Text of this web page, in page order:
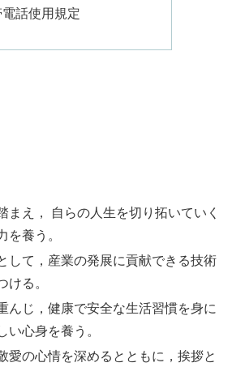
話使用規定
まえ， 自らの人生を切り拓いていく
を養う。
して，産業の発展に貢献できる技術
ける。
んじ，健康で安全な生活習慣を身に
い心身を養う。
愛の心情を深めるとともに，挨拶と